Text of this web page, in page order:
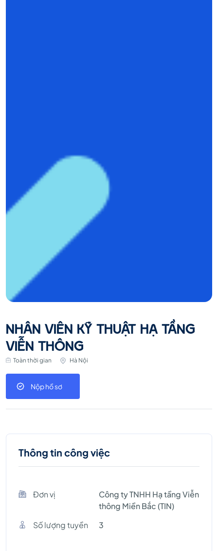
NHÂN VIÊN KỸ THUẬT HẠ TẦNG
VIỄN THÔNG
Toàn thời gian Hà Nội
Nộp hồ sơ
Thông tin công việc
Đơn vị
Công ty TNHH Hạ tầng Viễn
thông Miền Bắc (TIN)
Số lượng tuyền
3